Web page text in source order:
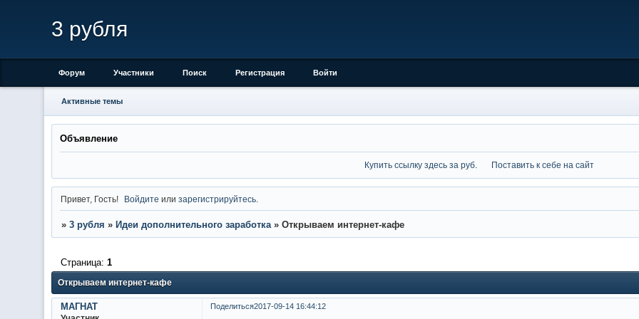
3 рубля
Форум Участники Поиск Регистрация Войти
Активные темы
Объявление
Купить ссылку здесь за руб. Поставить к себе на сайт
Привет, Гость! Войдите илизарегистрируйтесь
» 3 рубля » Идеи дополнительного заработка » Открываем интернет-кафе
Открываем интернет-кафе
Страница: 1
Поделиться2017-09-14 16:44:12
МАГНАТ